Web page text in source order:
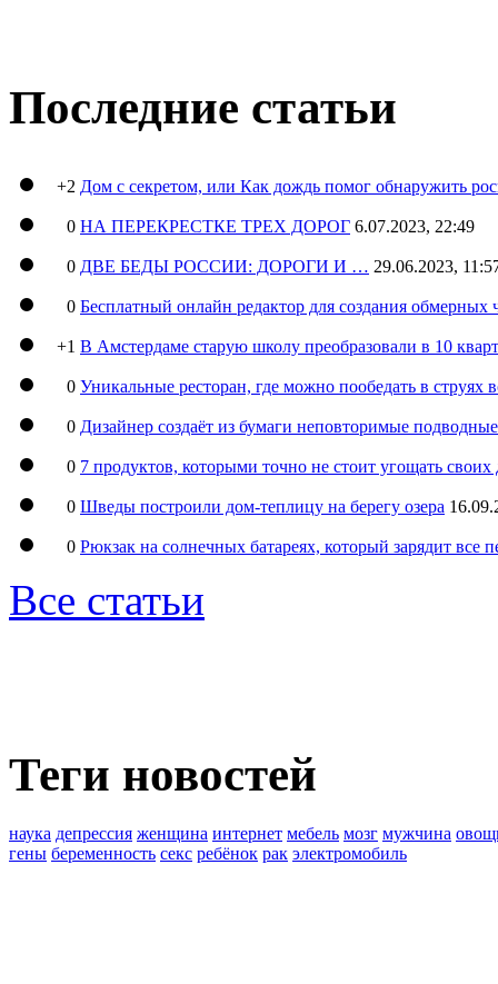
Последние статьи
+2 Дом с секретом, или Как дождь помог обнаружить
0 НА ПЕРЕКРЕСТКЕ ТРЕХ ДОРОГ 6.07.2023, 22:49
0 ДВЕ БЕДЫ РОССИИ: ДОРОГИ И … 29.06.2023,
0 Бесплатный онлайн редактор для создания обмерных
+1 В Амстердаме старую школу преобразовали в 10
0 Уникальные ресторан, где можно пообедать в струях
0 Дизайнер создаёт из бумаги неповторимые
0 7 продуктов, которыми точно не стоит угощать
0 Шведы построили дом-теплицу на берегу озера
0 Рюкзак на солнечных батареях, который зарядит все
Все статьи
Теги новостей
наука депрессия женщина интернет мебель мозг мужчина
гены беременность секс ребёнок рак электромобиль